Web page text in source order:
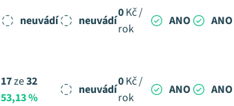
neuvádí neuvádí
0Kč /
rok
ANO ANO
17ze32
53,13 %
neuvádí
0Kč /
rok
ANO ANO